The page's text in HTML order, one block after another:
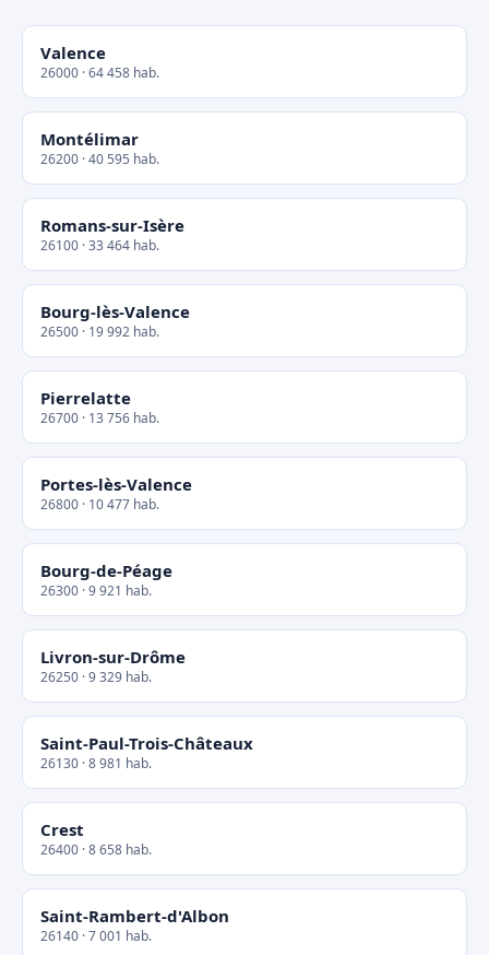
Valence
26000 · 64 458 hab.
Montélimar
26200 · 40 595 hab.
Romans-sur-Isère
26100 · 33 464 hab.
Bourg-lès-Valence
26500 · 19 992 hab.
Pierrelatte
26700 · 13 756 hab.
Portes-lès-Valence
26800 · 10 477 hab.
Bourg-de-Péage
26300 · 9 921 hab.
Livron-sur-Drôme
26250 · 9 329 hab.
Saint-Paul-Trois-Châteaux
26130 · 8 981 hab.
Crest
26400 · 8 658 hab.
Saint-Rambert-d'Albon
26140 · 7 001 hab.